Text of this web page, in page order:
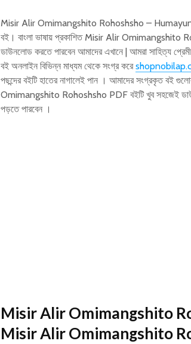
Misir Alir Omimangshito Rohoshsho – Humayun
বই। বাংলা ভাষায় প্রকাশিত Misir Alir Omimangshito
ডাউনলোড করতে পারবেন আমাদের এখানে | আমরা সাহিত্য
বই অনলাইন বিভিন্ন মাধ্যম থেকে সংগ্র করে
পছন্দের বইটি হাতের নাগালেই পান । আমাদের সংগ্রকৃত বই
Omimangshito Rohoshsho PDF বইটি খুব সহজেই
পড়তে পারবেন ।
Misir Alir Omimangshito
Misir Alir Omimangshito